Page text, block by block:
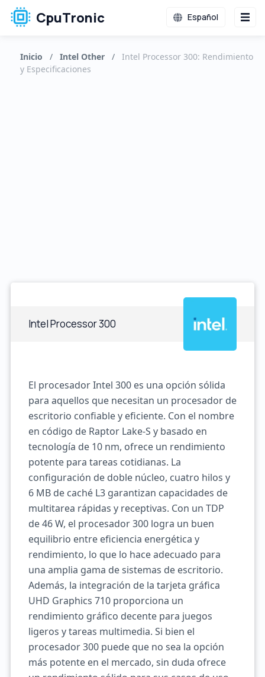
CpuTronic Español
Inicio / Intel Other /
Intel Processor 300: Rendimiento
y Especificaciones
Intel Processor 300
El procesador Intel 300 es una opción sólida
para aquellos que necesitan un procesador de
escritorio confiable y eficiente. Con el nombre
en código de Raptor Lake-S y basado en
tecnología de 10 nm, ofrece un rendimiento
potente para tareas cotidianas. La
configuración de doble núcleo, cuatro hilos y
6 MB de caché L3 garantizan capacidades de
multitarea rápidas y receptivas. Con un TDP
de 46 W, el procesador 300 logra un buen
equilibrio entre eficiencia energética y
rendimiento, lo que lo hace adecuado para
una amplia gama de sistemas de escritorio.
Además, la integración de la tarjeta gráfica
UHD Graphics 710 proporciona un
rendimiento gráfico decente para juegos
ligeros y tareas multimedia. Si bien el
procesador 300 puede que no sea la opción
más potente en el mercado, sin duda ofrece